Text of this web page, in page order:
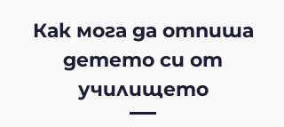
Как мога да отпиша
детето си от
училището